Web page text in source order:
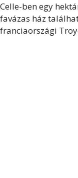
Celle-ben egy
favázas ház
franciaországi